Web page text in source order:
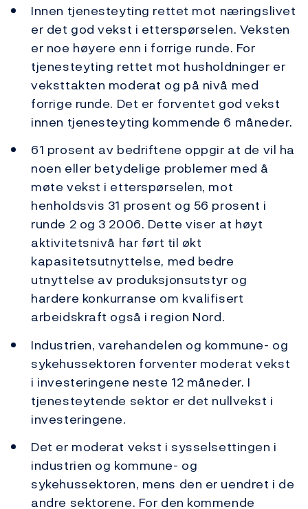
Innen tjenesteyting rettet mot næringslivet
er det god vekst i etterspørselen. Veksten
er noe høyere enn i forrige runde. For
tjenesteyting rettet mot husholdninger er
veksttakten moderat og på nivå med
forrige runde. Det er forventet god vekst
innen tjenesteyting kommende 6 måneder.
61 prosent av bedriftene oppgir at de vil ha
noen eller betydelige problemer med å
møte vekst i etterspørselen, mot
henholdsvis 31 prosent og 56 prosent i
runde 2 og 3 2006. Dette viser at høyt
aktivitetsnivå har ført til økt
kapasitetsutnyttelse, med bedre
utnyttelse av produksjonsutstyr og
hardere konkurranse om kvalifisert
arbeidskraft også i region Nord.
Industrien, varehandelen og kommune- og
sykehussektoren forventer moderat vekst
i investeringene neste 12 måneder. I
tjenesteytende sektor er det nullvekst i
investeringene.
Det er moderat vekst i sysselsettingen i
industrien og kommune- og
sykehussektoren, mens den er uendret i de
andre sektorene. For den kommende